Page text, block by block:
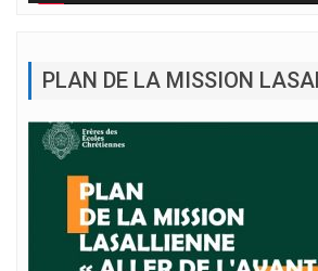
PLAN DE LA MISSION